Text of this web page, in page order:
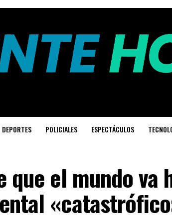
DEPORTES POLICIALES ESPECTÁCULOS
que el mundo va